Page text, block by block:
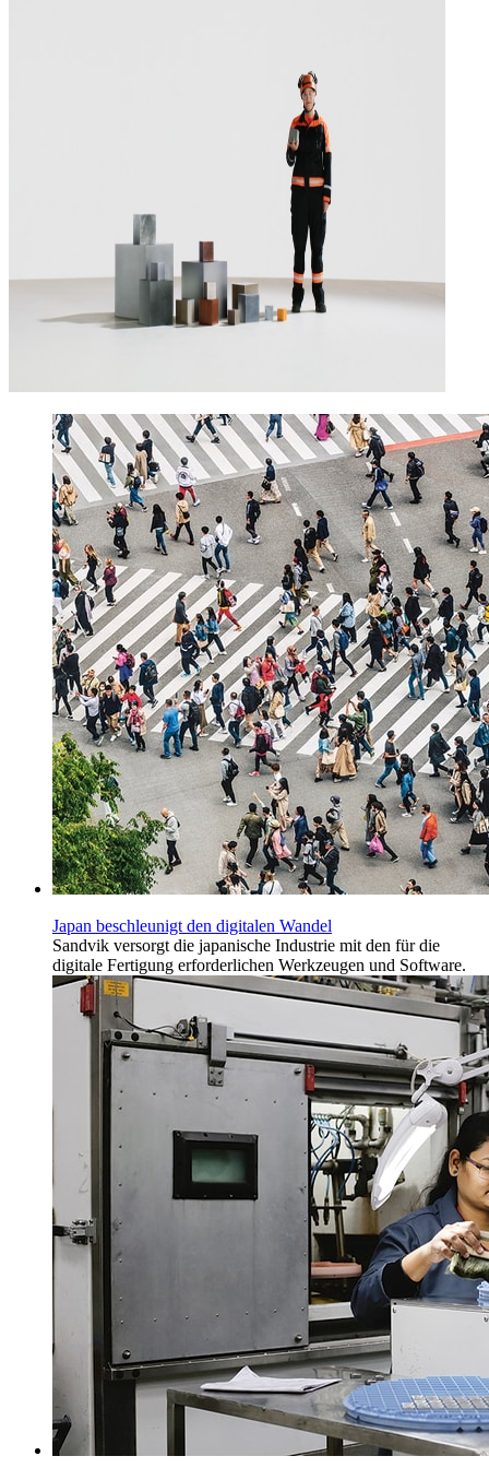
Japan beschleunigt den digitalen Wandel
Sandvik versorgt die japanische Industrie mit den für die
digitale Fertigung erforderlichen Werkzeugen und Software.